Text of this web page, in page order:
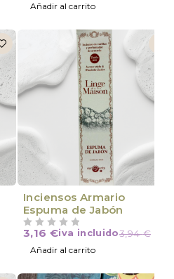
Añadir al carrito
Inciensos Armario
Espuma de Jabón
3,94€
3,16 €iva incluido
Añadir al carrito